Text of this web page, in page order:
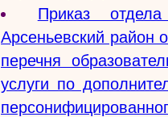
Приказ
Арсеньевский район
перечня
услуги по